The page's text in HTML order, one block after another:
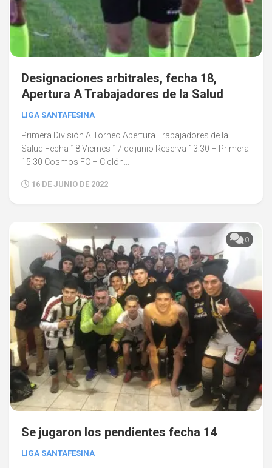
Designaciones arbitrales, fecha 18,
Apertura A Trabajadores de la Salud
LIGA SANTAFESINA
Primera División A Torneo Apertura Trabajadores de la
Salud Fecha 18 Viernes 17 de junio Reserva 13:30 – Primera
15:30 Cosmos FC – Ciclón...
16 DE JUNIO DE 2022
0
Se jugaron los pendientes fecha 14
LIGA SANTAFESINA